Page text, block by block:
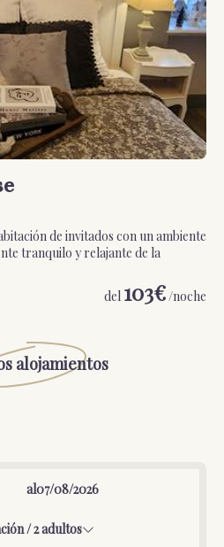
de invitados con un ambiente
tranquilo y relajante de la
del 103€/noche
alojamientos
al
/2adultos